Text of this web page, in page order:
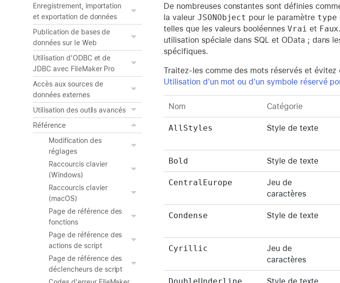
Enregistrement, importation
et exportation de données
Publication de bases de
données sur le Web
Utilisation d'ODBC et de
JDBC avec FileMaker Pro
Accès aux sources de
données externes
Utilisation des outils avancés
Référence
Modification des
réglages
Raccourcis clavier
(Windows)
Raccourcis clavier
(macOS)
Page de référence des
fonctions
Page de référence des
actions de script
Page de référence des
déclencheurs de script
De nombreuses constantes sont définies
la valeur JSONObject pour le paramètre type
telles que les valeurs booléennes Vrai et Faux
utilisation spéciale dans SQL et OData ; dans
spécifiques.
Traitez-les comme des mots réservés et
Utilisation d'un mot ou d'un symbole réservé
Nom Catégorie
AllStyles Style de texte
Bold Style de texte
CentralEurope
Jeu de
caractères
Condense Style de texte
Cyrillic
Jeu de
caractères